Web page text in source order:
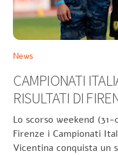
News
CAMPIONATI
RISULTATI DI
Lo scorso weekend
Firenze i Campionati
Vicentina conquista un